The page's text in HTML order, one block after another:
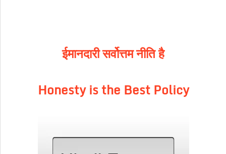
ईमानदारी सर्वोत्तम नीति है
Honesty is the Best Policy